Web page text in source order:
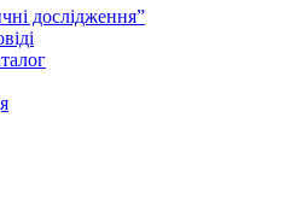
дослідження”